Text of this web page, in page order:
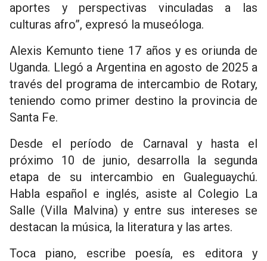
aportes y perspectivas vinculadas a las
culturas afro”, expresó la museóloga.
Alexis Kemunto tiene 17 años y es oriunda de
Uganda. Llegó a Argentina en agosto de 2025 a
través del programa de intercambio de Rotary,
teniendo como primer destino la provincia de
Santa Fe.
Desde el período de Carnaval y hasta el
próximo 10 de junio, desarrolla la segunda
etapa de su intercambio en Gualeguaychú.
Habla español e inglés, asiste al Colegio La
Salle (Villa Malvina) y entre sus intereses se
destacan la música, la literatura y las artes.
Toca piano, escribe poesía, es editora y